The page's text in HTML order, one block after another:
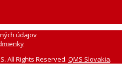
údajov
All Rights Reserved. QMS Slovakia.